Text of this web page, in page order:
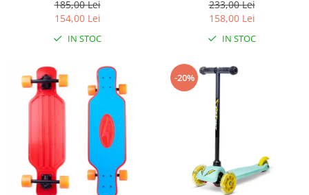
Lampi de veghe
185,00 Lei
154,00 Lei
IN STOC
233,00 Lei
158,00 Lei
IN STOC
-20%